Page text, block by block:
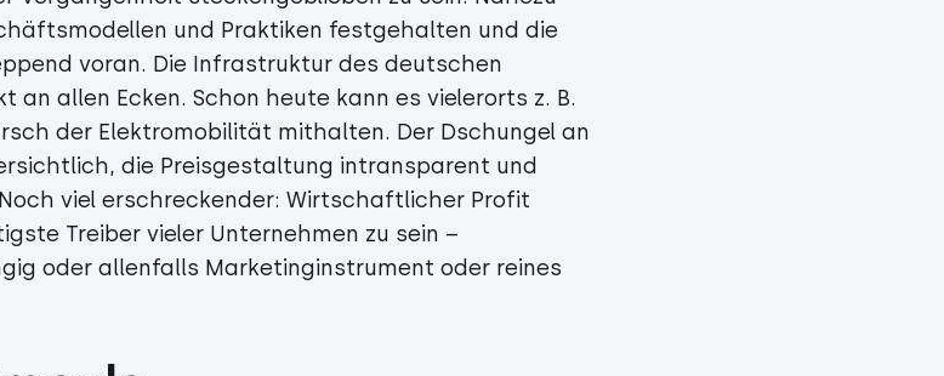
und Praktiken festgehalten und die
voran. Die Infrastruktur des deutschen
an allen Ecken. Schon heute kann es vielerorts z. B.
der Elektromobilität mithalten. Der Dschungel an
die Preisgestaltung intransparent und
viel erschreckender: Wirtschaftlicher Profit
Treiber vieler Unternehmen zu sein –
oder allenfalls Marketinginstrument oder reines